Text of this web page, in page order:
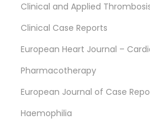
Clinical and Applied
Clinical Case Reports
European Heart Journal –
Pharmacotherapy
European Journal of Case
Haemophilia